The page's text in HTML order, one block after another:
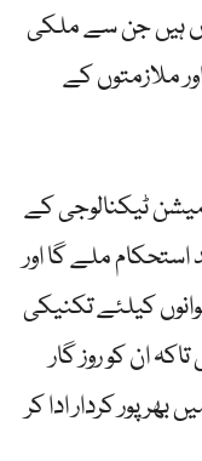
ہیں جن سے ملکی
ملازمتوں کے
ٹیکنالوجی کے
ملے گا اور
کیلئے تکنیکی
ان کو روز گار
کردار ادا کر